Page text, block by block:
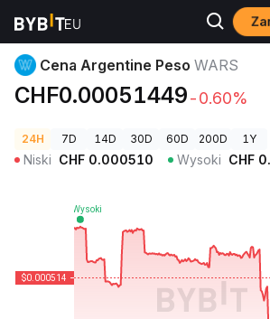
Ceny kryptowalut Cena Argentine Peso WARS
Cena Argentine Peso WARS
CHF0.00051449-0.60%
24H 7D 14D 30D 60D 200D 1Y
Niski CHF 0.000510 Wysoki CHF